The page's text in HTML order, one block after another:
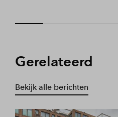
Gerelateerd
Bekijk alle berichten